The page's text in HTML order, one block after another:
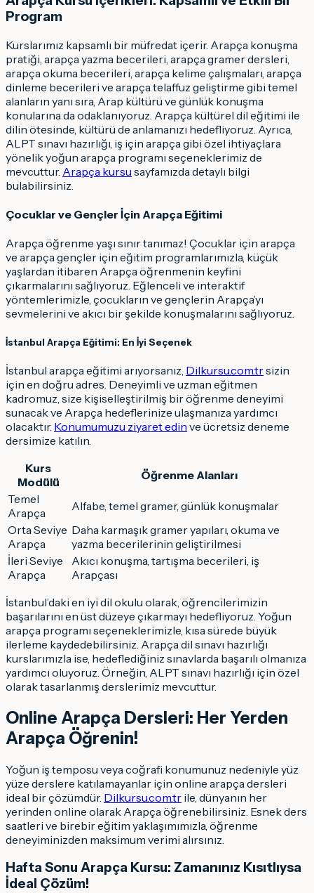
Program
Kurslarımız kapsamlı bir müfredat içerir. Arapça konuşma
pratiği, arapça yazma becerileri, arapça gramer dersleri,
arapça okuma becerileri, arapça kelime çalışmaları, arapça
dinleme becerileri ve arapça telaffuz geliştirme gibi temel
alanların yanı sıra, Arap kültürü ve günlük konuşma
konularına da odaklanıyoruz. Arapça kültürel dil eğitimi ile
dilin ötesinde, kültürü de anlamanızı hedefliyoruz. Ayrıca,
ALPT sınavı hazırlığı, iş için arapça gibi özel ihtiyaçlara
yönelik yoğun arapça programı seçeneklerimiz de
mevcuttur. Arapça kursu sayfamızda detaylı bilgi
bulabilirsiniz.
Çocuklar ve Gençler İçin Arapça Eğitimi
Arapça öğrenme yaşı sınır tanımaz! Çocuklar için arapça
ve arapça gençler için eğitim programlarımızla, küçük
yaşlardan itibaren Arapça öğrenmenin keyfini
çıkarmalarını sağlıyoruz. Eğlenceli ve interaktif
yöntemlerimizle, çocukların ve gençlerin Arapça’yı
sevmelerini ve akıcı bir şekilde konuşmalarını sağlıyoruz.
İstanbul Arapça Eğitimi: En İyi Seçenek
İstanbul arapça eğitimi arıyorsanız, Dilkursu.com.trsizin
için en doğru adres. Deneyimli ve uzman eğitmen
kadromuz, size kişiselleştirilmiş bir öğrenme deneyimi
sunacak ve Arapça hedeflerinize ulaşmanıza yardımcı
olacaktır. Konumumuzu ziyaret edin ve ücretsiz deneme
dersimize katılın.
Kurs
Modülü
Öğrenme Alanları
Temel
Arapça
Alfabe, temel gramer, günlük konuşmalar
Orta Seviye
Arapça
Daha karmaşık gramer yapıları, okuma ve
yazma becerilerinin geliştirilmesi
İleri Seviye
Arapça
Akıcı konuşma, tartışma becerileri, iş
Arapçası
İstanbul’daki en iyi dil okulu olarak, öğrencilerimizin
başarılarını en üst düzeye çıkarmayı hedefliyoruz. Yoğun
arapça programı seçeneklerimizle, kısa sürede büyük
ilerleme kaydedebilirsiniz. Arapça dil sınavı hazırlığı
kurslarımızla ise, hedeflediğiniz sınavlarda başarılı olmanıza
yardımcı oluyoruz. Örneğin, ALPT sınavı hazırlığı için özel
olarak tasarlanmış derslerimiz mevcuttur.
Online Arapça Dersleri: Her Yerden
Arapça Öğrenin!
Yoğun iş temposu veya coğrafi konumunuz nedeniyle yüz
yüze derslere katılamayanlar için online arapça dersleri
ideal bir çözümdür. Dilkursu.com.tr ile, dünyanın her
yerinden online olarak Arapça öğrenebilirsiniz. Esnek ders
saatleri ve birebir eğitim yaklaşımımızla, öğrenme
deneyiminizden maksimum verimi alırsınız.
Hafta Sonu Arapça Kursu: Zamanınız Kısıtlıysa
İdeal Çözüm!